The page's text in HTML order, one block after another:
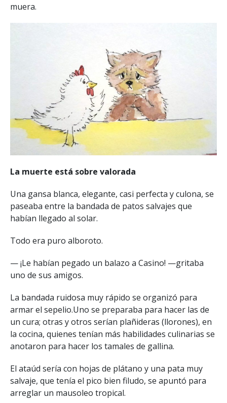
muera.
La muerte está sobre valorada
Una gansa blanca, elegante, casi perfecta y culona, se
paseaba entre la bandada de patos salvajes que
habían llegado al solar.
Todo era puro alboroto.
— ¡Le habían pegado un balazo a Casino! —gritaba
uno de sus amigos.
La bandada ruidosa muy rápido se organizó para
armar el sepelio.Uno se preparaba para hacer las de
un cura; otras y otros serían plañideras (llorones), en
la cocina, quienes tenían más habilidades culinarias se
anotaron para hacer los tamales de gallina.
El ataúd sería con hojas de plátano y una pata muy
salvaje, que tenía el pico bien filudo, se apuntó para
arreglar un mausoleo tropical.